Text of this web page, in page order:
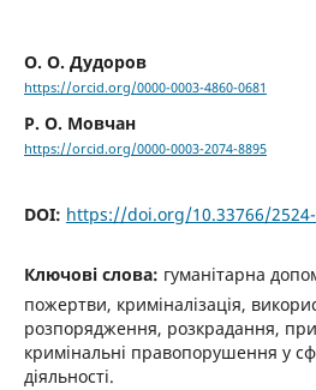
О. О. Дудоров
https://orcid.org/0000-0003-4860-0681
Р. О. Мовчан
https://orcid.org/0000-0003-2074-8895
DOI: https://doi.org/10.33766/2524-
Ключові слова: гуманітарна
пожертви, криміналізація,
розпорядження, розкрадання,
кримінальні правопорушення у
діяльності.